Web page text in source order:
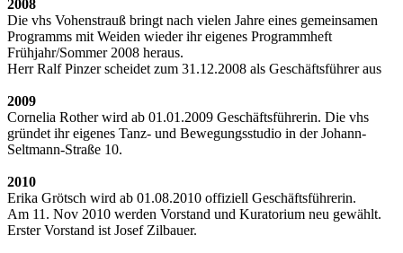
2008
Die vhs Vohenstrauß bringt nach vielen Jahre eines gemeinsamen
Programms mit Weiden wieder ihr eigenes Programmheft
Frühjahr/Sommer 2008 heraus.
Herr Ralf Pinzer scheidet zum 31.12.2008 als Geschäftsführer aus
2009
Cornelia Rother wird ab 01.01.2009 Geschäftsführerin. Die vhs
gründet ihr eigenes Tanz- und Bewegungsstudio in der Johann-
Seltmann-Straße 10.
2010
Erika Grötsch wird ab 01.08.2010 offiziell Geschäftsführerin.
Am 11. Nov 2010 werden Vorstand und Kuratorium neu gewählt.
Erster Vorstand ist Josef Zilbauer.